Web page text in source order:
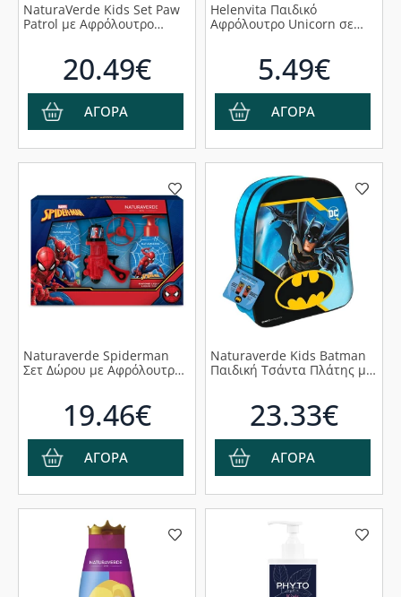
NaturaVerde Kids Set Paw
Patrol με Αφρόλουτρο
20.49€
ΑΓΟΡΑ
Helenvita Παιδικό
Αφρόλουτρο Unicorn σε
5.49€
ΑΓΟΡΑ
Naturaverde Spiderman
Σετ Δώρου με Αφρόλουτρο
Gun, 1σετ19.46€
ΑΓΟΡΑ
Naturaverde Kids Batman
Παιδική Τσάντα Πλάτης με
23.33€
ΑΓΟΡΑ